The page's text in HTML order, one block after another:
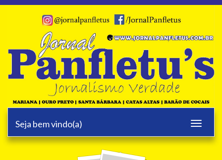
Toggle
Seja bem vindo(a)